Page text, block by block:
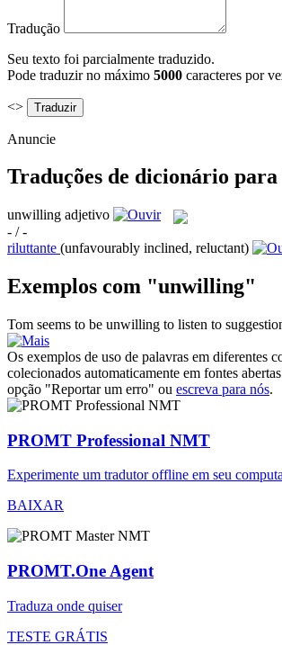
Tradução
Seu texto foi parcialmente traduzido.
Pode traduzir no máximo 5000 caracteres por
<>
Anuncie
Traduções de dicionário
unwilling adjetivo
- / -
riluttante (unfavourably inclined, reluctant)
Exemplos com "unwilling"
Tom seems to be unwilling to listen to
Os exemplos de uso de palavras em diferentes
colecionados automaticamente em fontes
opção "Reportar um erro" ou escreva para nós.
PROMT Professional NMT
Experimente um tradutor offline em seu
BAIXAR
PROMT.One Agent
Traduza onde quiser
TESTE GRÁTIS